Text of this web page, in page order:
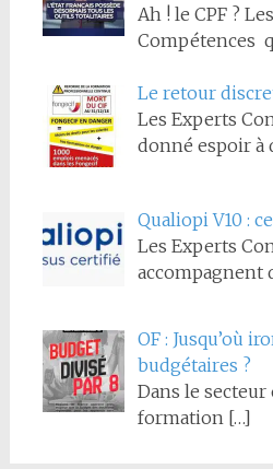
Ah ! le CPF ?
Compétences
Le retour
Les Experts
donné espoir à
Qualiopi V10 :
Les Experts
accompagnent
OF : Jusqu’où
budgétaires ?
Dans le
formation […]